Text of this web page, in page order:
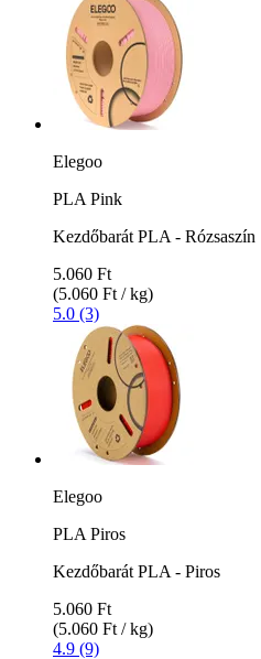
Elegoo
PLA Pink
Kezdőbarát PLA - Rózsaszín
5.060 Ft
(5.060 Ft / kg)
5.0 (3)
Elegoo
PLA Piros
Kezdőbarát PLA - Piros
5.060 Ft
(5.060 Ft / kg)
4.9 (9)